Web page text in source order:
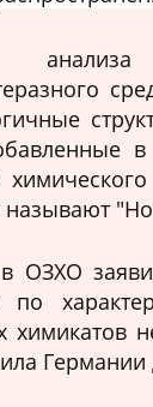
называют
ОЗХО
по
химикатов
Германии